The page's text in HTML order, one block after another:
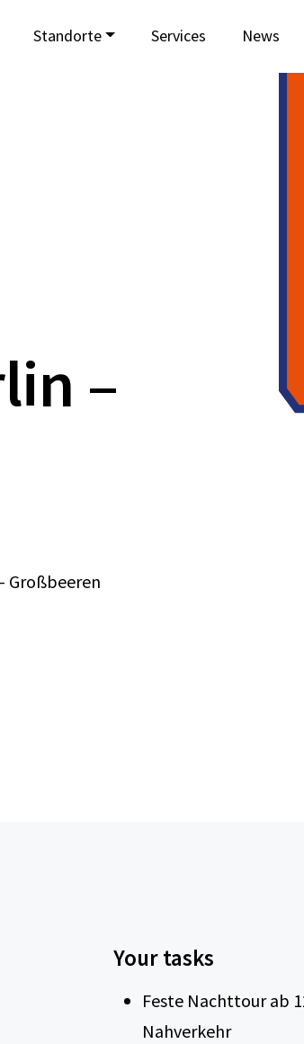
Standorte Services News
–
Großbeeren
Your tasks
Feste Nachttour ab
Nahverkehr